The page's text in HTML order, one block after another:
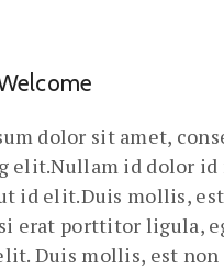
dolor sit amet,
elit.Nullam id dolor
id elit.Duis mollis,
erat porttitor ligula,
Duis mollis, est non